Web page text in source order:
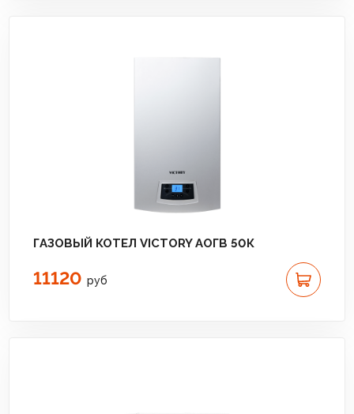
ГАЗОВЫЙ КОТЕЛ VICTORY АОГВ 50К
11120 руб